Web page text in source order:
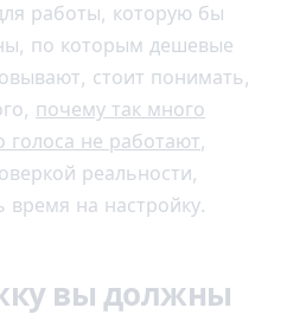
работы, которую бы
по которым дешевые
стоит понимать,
почему так много
голоса не работают,
реальности,
на настройку.
вы должны